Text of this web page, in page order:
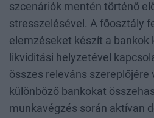
szcenáriók mentén történő
stresszelésével. A főosztály
elemzéseket készít a bankok
likviditási helyzetével
összes releváns szereplőjére
különböző bankokat
munkavégzés során aktívan